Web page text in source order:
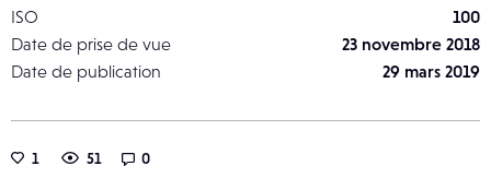
ISO
100
Date de prise de vue
23 novembre 2018
Date de publication
29 mars 2019
1 51 0